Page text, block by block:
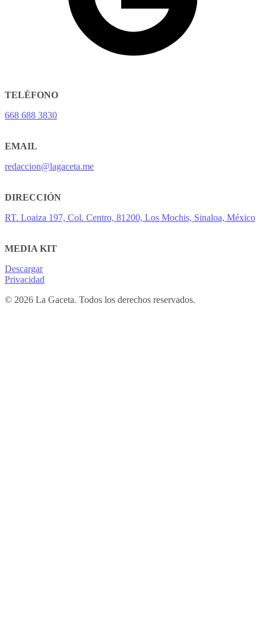
TELÉFONO
668 688 3830
EMAIL
redaccion@lagaceta.me
DIRECCIÓN
RT. Loaiza 197, Col. Centro, 81200, Los Mochis, Sinaloa, México
MEDIA KIT
Descargar
Privacidad
© 2026 La Gaceta. Todos los derechos reservados.